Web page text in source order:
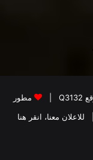
Q3132
مطور
للاعلان معنا، انقر هنا